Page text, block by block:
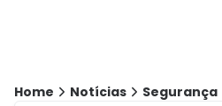
Home Notícias Segurança